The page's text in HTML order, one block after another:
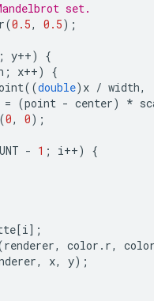
set.
(0.5, 0.5);
; y++)
{
; x++)
{
((double) x / width,
= (point - center) *
(0, 0);
- 1 ; i++)
{
[i];
renderer, color . r,
, x, y);